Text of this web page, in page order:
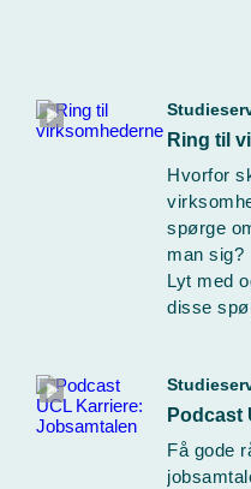
Ring til
Hvorfor
spørge
man sig?
Lyt med
disse
Få gode